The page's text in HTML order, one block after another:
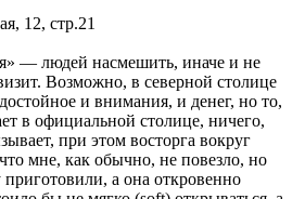
12, стр.21
— людей насмешить, иначе и не
Возможно, в северной столице
и внимания, и денег, но то,
в официальной столице, ничего,
при этом восторга вокруг
мне, как обычно, не повезло, но
приготовили, а она откровенно